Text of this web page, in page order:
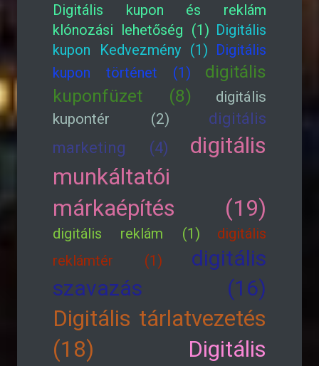
Digitális kupon és reklám
klónozási lehetőség (1) Digitális
kupon Kedvezmény (1) Digitális
kupon történet (1)
digitális
kuponfüzet (8)
digitális
kupontér (2)
digitális
marketing (4)
digitális
munkáltatói
márkaépítés (19)
digitális reklám (1)
digitális
reklámtér (1)
digitális
szavazás (16)
Digitális tárlatvezetés
(18)
Digitális